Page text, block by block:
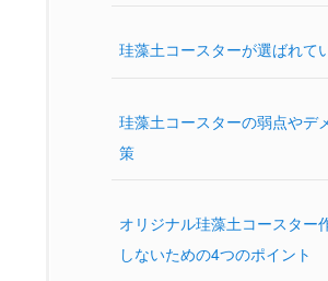
珪藻土コースターが選ばれて
珪藻土コースターの弱点やデ
策
オリジナル珪藻土コースター
しないための4つのポイント